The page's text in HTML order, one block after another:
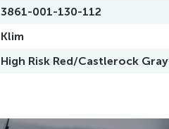
3861-001-130-112
Klim
High Risk Red/Castlerock Gray